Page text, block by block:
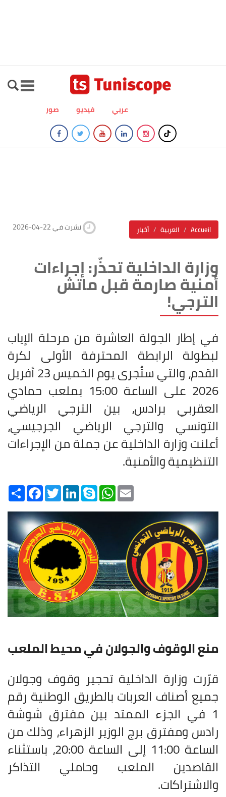
صور فيديو عربي
أخبار العربية Accueil 2026-04-22 نشرت في
وزارة الداخلية تحذّر: إجراءات
أمنية صارمة قبل ماتش
الترجي!
في إطار الجولة العاشرة من مرحلة الإياب
لبطولة الرابطة المحترفة الأولى لكرة
القدم، والتي ستُجرى يوم الخميس 23 أفريل
2026 على الساعة 15:00 بملعب حمادي
العقربي برادس، بين الترجي الرياضي
التونسي والترجي الرياضي الجرجيسي،
أعلنت وزارة الداخلية عن جملة من الإجراءات
التنظيمية والأمنية.
Share
FacebookTwitterLinkedInSkype
WhatsAppEmail
منع الوقوف والجولان في محيط الملعب
قرّرت وزارة الداخلية تحجير وقوف وجولان
جميع أصناف العربات بالطريق الوطنية رقم
1 في الجزء الممتد بين مفترق شوشة
رادس ومفترق برج الوزير الزهراء، وذلك من
الساعة 11:00 إلى الساعة 20:00، باستثناء
القاصدين الملعب وحاملي التذاكر
والاشتراكات.